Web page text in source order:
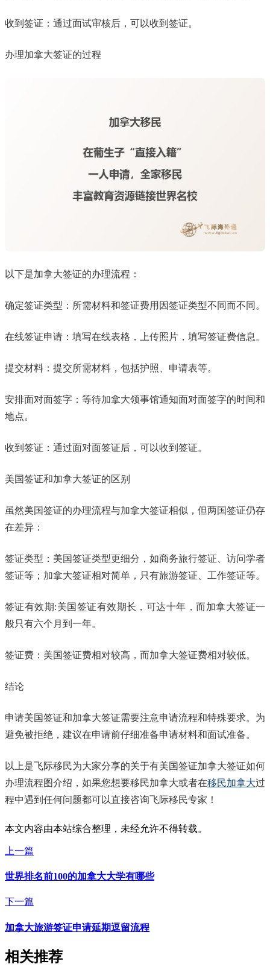
收到签证：通过面试审核后，可以收到签证。
办理加拿大签证的过程
以下是加拿大签证的办理流程：
确定签证类型：所需材料和签证费用因签证类型不同而不同。
在线签证申请：填写在线表格，上传照片，填写签证费信息。
提交材料：提交所需材料，包括护照、申请表等。
安排面对面签字：等待加拿大领事馆通知面对面签字的时间和
地点。
收到签证：通过面对面签证后，可以收到签证。
美国签证和加拿大签证的区别
虽然美国签证的办理流程与加拿大签证相似，但两国签证仍存
在差异：
签证类型：美国签证类型更细分，如商务旅行签证、访问学者
签证等；加拿大签证相对简单，只有旅游签证、工作签证等。
签证有效期:美国签证有效期长，可达十年，而加拿大签证一
般只有六个月到一年。
签证费：美国签证费相对较高，而加拿大签证费相对较低。
结论
申请美国签证和加拿大签证需要注意申请流程和特殊要求。为
避免被拒绝，建议在申请前仔细准备申请材料和面试准备。
以上是飞际移民为大家分享的关于有美国签证加拿大签证如何
办理流程图介绍，如果您想要移民加拿大或者在移民加拿大过
程中遇到任何问题都可以直接咨询飞际移民专家！
本文内容由本站综合整理，未经允许不得转载。
上一篇
世界排名前100的加拿大大学有哪些
下一篇
加拿大旅游签证申请延期逗留流程
相关推荐